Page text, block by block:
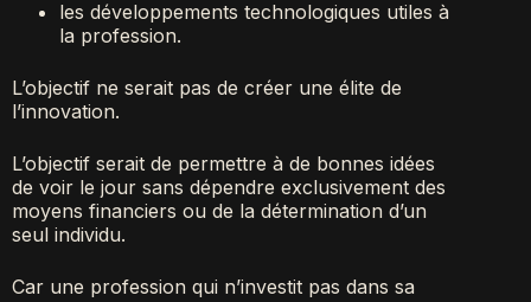
les développements technologiques utiles à
la profession.
L’objectif ne serait pas de créer une élite de
l’innovation.
L’objectif serait de permettre à de bonnes idées
de voir le jour sans dépendre exclusivement des
moyens financiers ou de la détermination d’un
seul individu.
Car une profession qui n’investit pas dans sa